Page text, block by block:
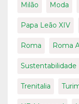
Milão Moda
Papa Leão XIV
Roma Roma
Sustentabilidade
Trenitalia